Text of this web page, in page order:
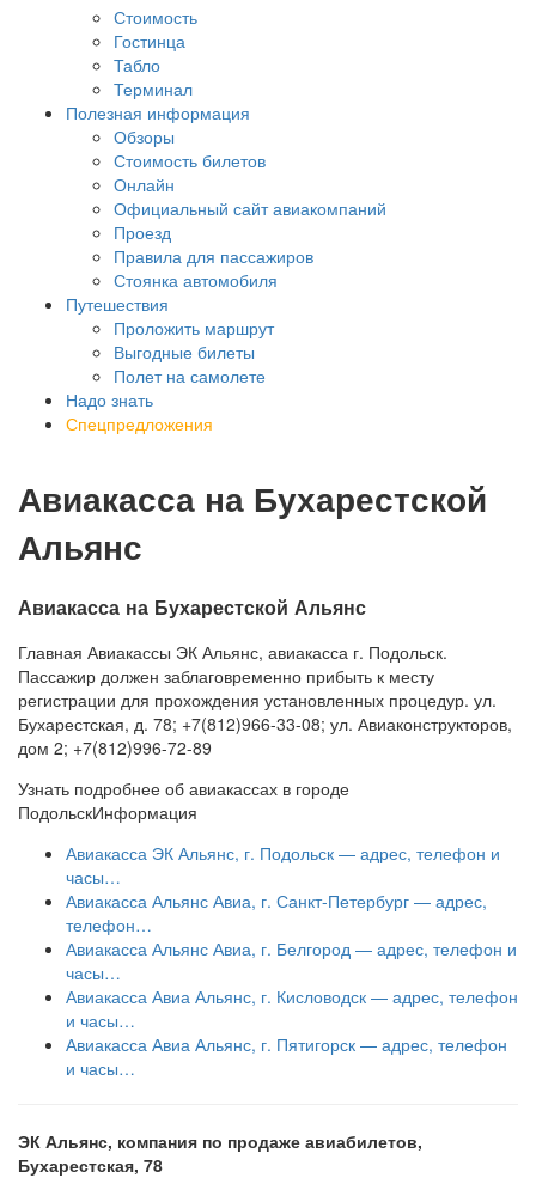
Стоимость
Гостинца
Табло
Терминал
Полезная информация
Обзоры
Стоимость билетов
Онлайн
Официальный сайт авиакомпаний
Проезд
Правила для пассажиров
Стоянка автомобиля
Путешествия
Проложить маршрут
Выгодные билеты
Полет на самолете
Надо знать
Спецпредложения
Авиакасса на Бухарестской
Альянс
Авиакасса на Бухарестской Альянс
Главная Авиакассы ЭК Альянс, авиакасса г. Подольск.
Пассажир должен заблаговременно прибыть к месту
регистрации для прохождения установленных процедур. ул.
Бухарестская, д. 78; +7(812)966-33-08; ул. Авиаконструкторов,
дом 2; +7(812)996-72-89
Узнать подробнее об авиакассах в городе
ПодольскИнформация
Авиакасса ЭК Альянс, г. Подольск — адрес, телефон и
часы…
Авиакасса Альянс Авиа, г. Санкт-Петербург — адрес,
телефон…
Авиакасса Альянс Авиа, г. Белгород — адрес, телефон и
часы…
Авиакасса Авиа Альянс, г. Кисловодск — адрес, телефон
и часы…
Авиакасса Авиа Альянс, г. Пятигорск — адрес, телефон
и часы…
ЭК Альянс, компания по продаже авиабилетов,
Бухарестская, 78